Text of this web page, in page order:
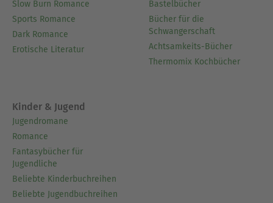
Slow Burn Romance
Sports Romance
Dark Romance
Erotische Literatur
Bastelbücher
Bücher für die
Schwangerschaft
Achtsamkeits-Bücher
Thermomix Kochbücher
Kinder & Jugend
Jugendromane
Romance
Fantasybücher für
Jugendliche
Beliebte Kinderbuchreihen
Beliebte Jugendbuchreihen